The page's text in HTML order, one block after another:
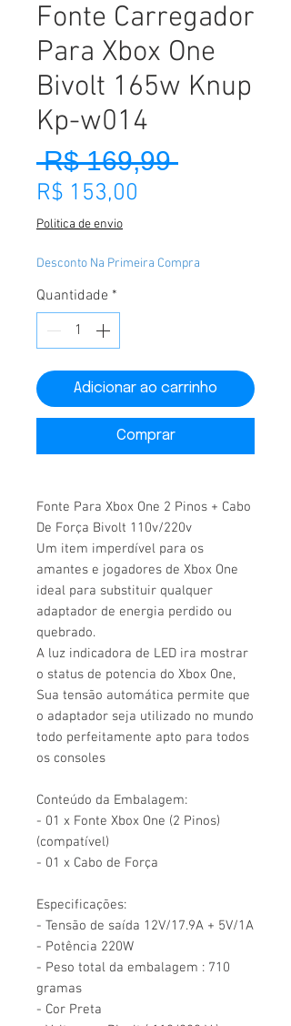
Fonte Carregador
Para Xbox One
Bivolt 165w Knup
Kp-w014
R$ 169,99 Preço
R$ 153,00
Politica de envio
Desconto Na Primeira Compra
Quantidade *
Adicionar ao carrinho
Comprar
Fonte Para Xbox One 2 Pinos + Cabo
De Força Bivolt 110v/220v
Um item imperdível para os
amantes e jogadores de Xbox One
ideal para substituir qualquer
adaptador de energia perdido ou
quebrado.
A luz indicadora de LED ira mostrar
o status de potencia do Xbox One,
Sua tensão automática permite que
o adaptador seja utilizado no mundo
todo perfeitamente apto para todos
os consoles
Conteúdo da Embalagem:
- 01 x Fonte Xbox One (2 Pinos)
(compatível)
- 01 x Cabo de Força
Especificações:
- Tensão de saída 12V/17.9A + 5V/1A
- Potência 220W
- Peso total da embalagem : 710
gramas
- Cor Preta